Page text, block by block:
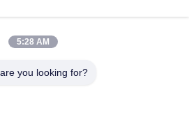
αποθήκευσης
Μπαταρία NMC
5:28 AM
you looking for?